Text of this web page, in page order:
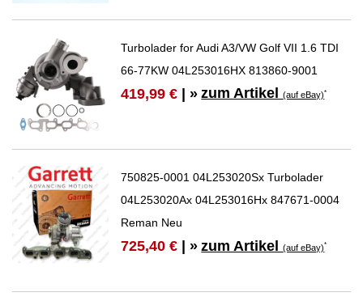
Turbolader for Audi A3/VW Golf VII 1.6 TDI
66-77KW 04L253016HX 813860-9001
419,99 € | » zum Artikel(auf eBay)*
750825-0001 04L253020Sx Turbolader
04L253020Ax 04L253016Hx 847671-0004
Reman Neu
725,40 € | » zum Artikel(auf eBay)*